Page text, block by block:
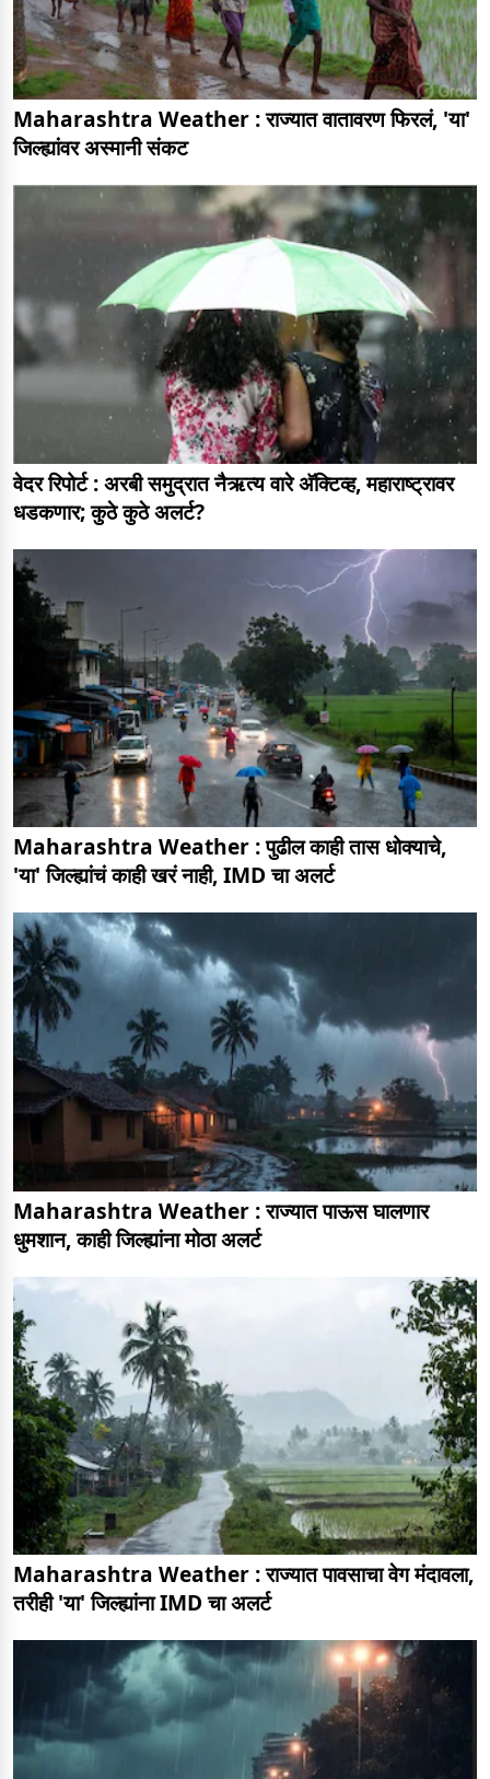
Maharashtra Weather : राज्यात वातावरण फिरलं, 'या'
जिल्ह्यांवर अस्मानी संकट
वेदर रिपोर्ट : अरबी समुद्रात नैऋत्य वारे अ‍ॅक्टिव्ह, महाराष्ट्रावर
धडकणार; कुठे कुठे अलर्ट?
Maharashtra Weather : पुढील काही तास धोक्याचे,
'या' जिल्ह्यांचं काही खरं नाही, IMD चा अलर्ट
Maharashtra Weather : राज्यात पाऊस घालणार
धुमशान, काही जिल्ह्यांना मोठा अलर्ट
Maharashtra Weather : राज्यात पावसाचा वेग मंदावला,
तरीही 'या' जिल्ह्यांना IMD चा अलर्ट